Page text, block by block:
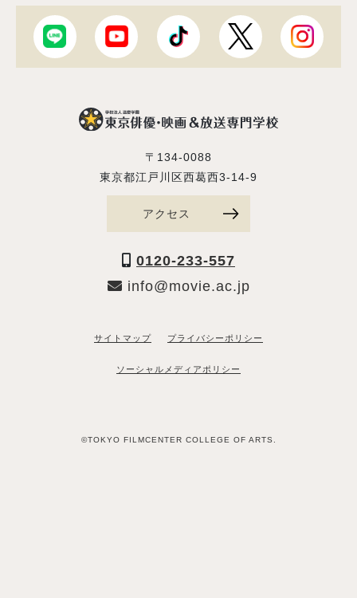
〒134-0088
東京都江戸川区西葛西3-14-9
アクセス
0120-233-557
info@movie.ac.jp
サイトマップ プライバシーポリシー
ソーシャルメディアポリシー
©TOKYO FILMCENTER COLLEGE OF ARTS.